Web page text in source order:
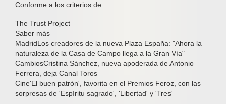
Conforme a los criterios de
The Trust Project
Saber más
MadridLos creadores de la nueva Plaza España: "Ahora la
naturaleza de la Casa de Campo llega a la Gran Vía"
CambiosCristina Sánchez, nueva apoderada de Antonio
Ferrera, deja Canal Toros
Cine'El buen patrón', favorita en el Premios Feroz, con las
sorpresas de 'Espíritu sagrado', 'Libertad' y 'Tres'